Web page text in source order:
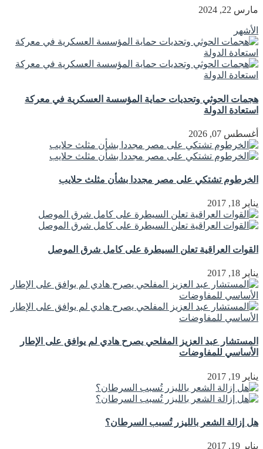
مارس 22, 2024
الأشهر
هجمات الحوثي وتحديات حماية المؤسسة العسكرية في معركة
استعادة الدولة
أغسطس 07, 2026
الخرطوم تشتكي على مصر مجددا بشأن مثلث حلايب
يناير 18, 2017
القوات العراقية تعلن السيطرة على كامل شرق الموصل
يناير 18, 2017
المستشار عبد العزيز المفلحي يصرح هادي لم يوافق على الإطار
الأساسي للمفاوضات
يناير 19, 2017
هل إزالة الشعر بالليزر تُسبب السرطان؟
يناير 19, 2017